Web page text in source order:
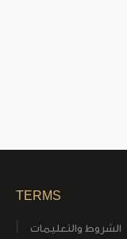
TERMS
الشروط والتعليمات